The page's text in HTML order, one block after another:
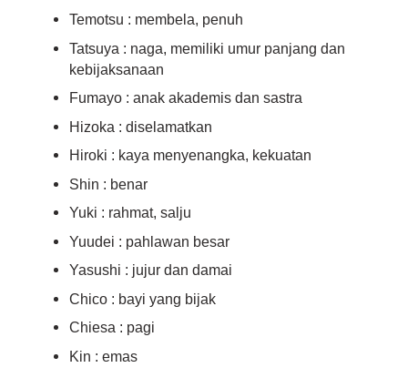
Temotsu : membela, penuh
Tatsuya : naga, memiliki umur panjang dan
kebijaksanaan
Fumayo : anak akademis dan sastra
Hizoka : diselamatkan
Hiroki : kaya menyenangka, kekuatan
Shin : benar
Yuki : rahmat, salju
Yuudei : pahlawan besar
Yasushi : jujur dan damai
Chico : bayi yang bijak
Chiesa : pagi
Kin : emas